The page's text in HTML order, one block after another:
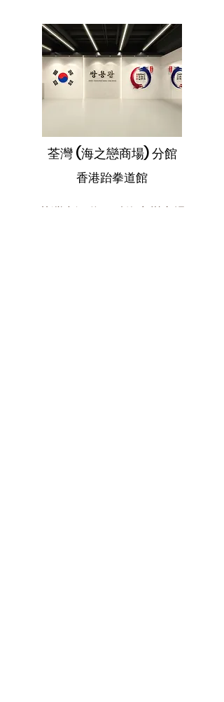
荃灣 (海之戀商場) 分館
香港跆拳道館